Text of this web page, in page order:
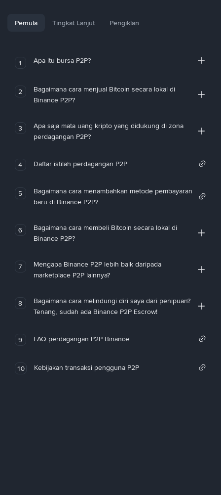
Pemula Tingkat Lanjut Pengiklan
1 Apa itu bursa P2P?
2
Bagaimana cara menjual Bitcoin secara lokal di
Binance P2P?
3
Apa saja mata uang kripto yang didukung di zona
perdagangan P2P?
4 Daftar istilah perdagangan P2P
5
Bagaimana cara menambahkan metode pembayaran
baru di Binance P2P?
6
Bagaimana cara membeli Bitcoin secara lokal di
Binance P2P?
7
Mengapa Binance P2P lebih baik daripada
marketplace P2P lainnya?
8
Bagaimana cara melindungi diri saya dari penipuan?
Tenang, sudah ada Binance P2P Escrow!
9 FAQ perdagangan P2P Binance
10 Kebijakan transaksi pengguna P2P